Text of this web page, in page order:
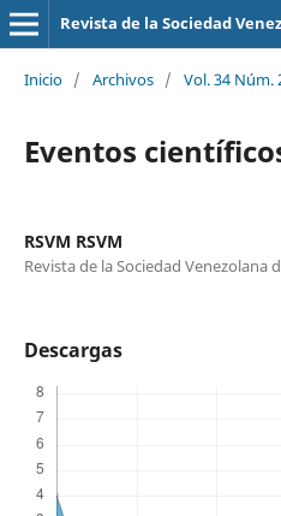
Revista de la Sociedad
Inicio / Archivos / Vol. 34 Núm.
Eventos
RSVM RSVM
Revista de la Sociedad Venezolana
Descargas